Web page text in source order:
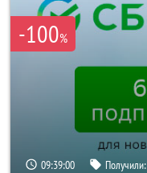
-100%
09:38:58 Получили: